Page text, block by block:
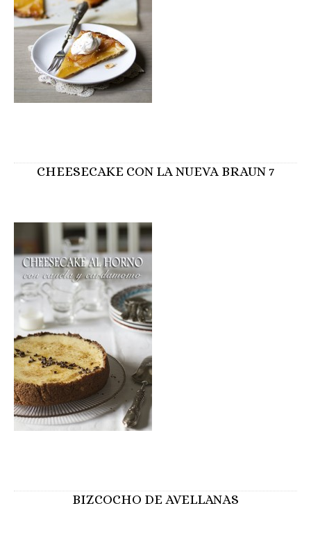
CHEESECAKE CON LA NUEVA BRAUN 7
BIZCOCHO DE AVELLANAS